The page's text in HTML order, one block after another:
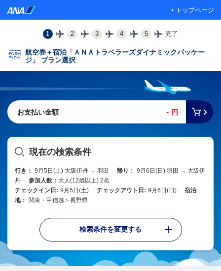
トップページ
1 2 3 4 5 完了
航空券＋宿泊「ＡＮＡトラベラーズダイナミックパッケー
ジ」 プラン選択
お支払い金額 - 円
現在の検索条件
行き： 9月5日(土) 大阪伊丹 → 羽田 帰り： 9月6日(日) 羽田 → 大阪伊
丹
参加人数： 大人(12歳以上) 2名
チェックイン日: 9月5日(土) チェックアウト日: 9月6日(日)
宿泊
地：
関東・甲信越＞長野県
検索条件を変更する